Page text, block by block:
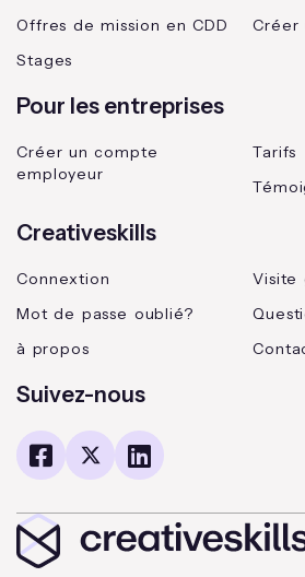
Offres de mission en CDD
Stages
Créer
Pour les entreprises
Créer un compte
employeur
Tarifs
Creativeskills
Connextion
Mot de passe oublié?
à propos
Visite
Suivez-nous